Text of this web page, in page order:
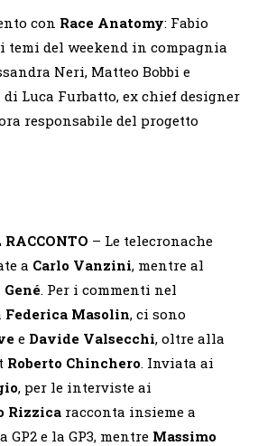
con Race Anatomy: Fabio
del weekend in compagnia
Neri, Matteo Bobbi e
Luca Furbatto, ex chief designer
responsabile del progetto
– Le telecronache
a Carlo Vanzini, mentre al
. Per i commenti nel
Federica Masolin, ci sono
e Davide Valsecchi, oltre alla
Roberto Chinchero. Inviata ai
, per le interviste ai
Rizzica racconta insieme a
GP2 e la GP3, mentre Massimo